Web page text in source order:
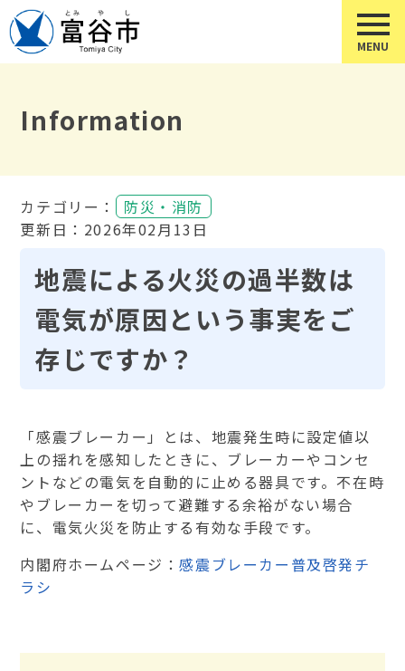
Information
カテゴリー：
防災・消防
更新日：2026年02月13日
地震による火災の過半数は
電気が原因という事実をご
存じですか？
「感震ブレーカー」とは、地震発生時に設定値以
上の揺れを感知したときに、ブレーカーやコンセ
ントなどの電気を自動的に止める器具です。不在時
やブレーカーを切って避難する余裕がない場合
に、電気火災を防止する有効な手段です。
内閣府ホームページ：感震ブレーカー普及啓発チ
ラシ